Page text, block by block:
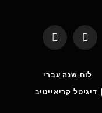
WhatsApp
Telegram
לוח שנה עברי
קריאייטיב